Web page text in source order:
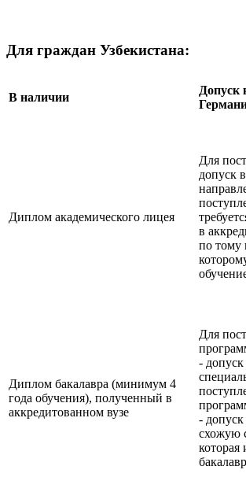
Для граждан Узбекистана:
В наличии
Допуск
Диплом академического лицея
Для
допуск
в
по
Диплом бакалавра (минимум 4
года обучения), полученный в
аккредитованном вузе
Для
-
-
схожую
которая